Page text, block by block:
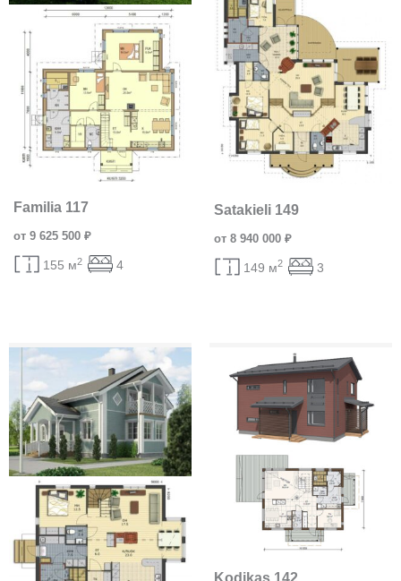
Familia 117
от 9 625 500 ₽
155 м2 4
Satakieli 149
от 8 940 000 ₽
149 м2 3